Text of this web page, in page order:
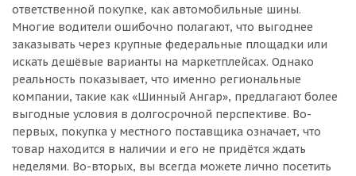
ответственной покупке, как автомобильные шины.
Многие водители ошибочно полагают, что выгоднее
заказывать через крупные федеральные площадки или
искать дешёвые варианты на маркетплейсах. Однако
реальность показывает, что именно региональные
компании, такие как «Шинный Ангар», предлагают более
выгодные условия в долгосрочной перспективе. Во-
первых, покупка у местного поставщика означает, что
товар находится в наличии и его не придётся ждать
неделями. Во-вторых, вы всегда можете лично посетить